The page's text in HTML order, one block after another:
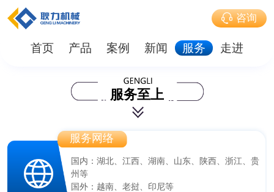
咨询
首页 产品 案例 新闻 服务 走进
服务至上
服务网络
国内：湖北、江西、湖南、山东、陕西、浙江、贵
州等
国外：越南、老挝、印尼等